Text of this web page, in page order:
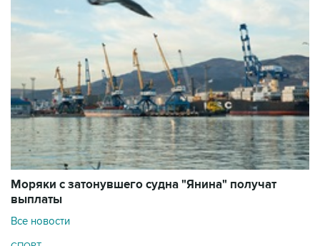
Моряки с затонувшего судна "Янина" получат
выплаты
Все новости